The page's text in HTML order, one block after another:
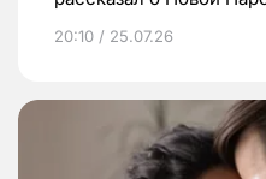
20:10 / 25.07.26